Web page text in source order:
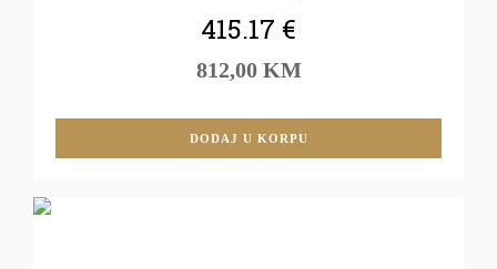
415.17 €
812,00 KM
DODAJ U KORPU